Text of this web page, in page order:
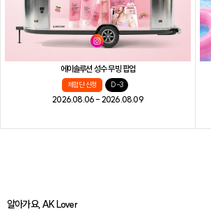
에이솔루션 성수 무빙 팝업
체험단 신청 D-3
2026.08.06 - 2026.08.09
알아가요, AK Lover